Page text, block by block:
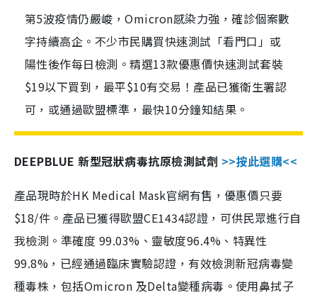
第5波疫情仍嚴峻，Omicron感染力強，確診個案數
字持續高企。不少市民購買快速測試「看門口」或
陽性後作每日檢測。精選13款優惠價快速測試套裝
$19以下買到，最平$10有交易！產品已獲衛生署認
可，或通過歐盟標準，最快10分鐘知結果。
DEEPBLUE 新型冠狀病毒抗原檢測試劑 >>按此選購<<
產品現時於HK Medical Mask官網有售，優惠價只要
$18/件。產品已獲得歐盟CE1434認證，可供民眾進行自
我檢測。準確度 99.03%、靈敏度96.4%、特異性
99.8%，已經通過臨床實驗認證，有效檢測新冠病毒變
種毒株，包括Omicron 及Delta變種病毒。使用鼻拭子